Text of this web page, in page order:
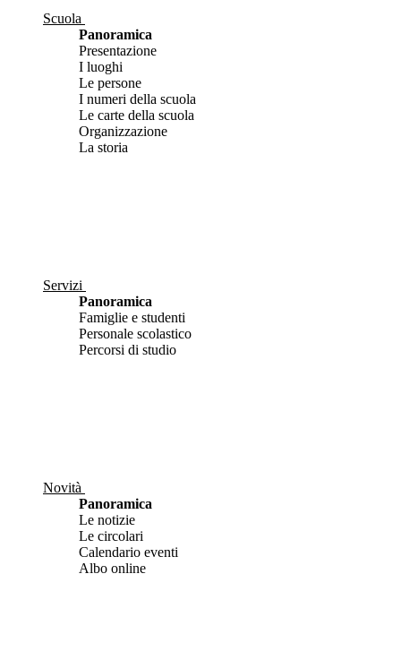
Scuola
Panoramica
Presentazione
I luoghi
Le persone
I numeri della scuola
Le carte della scuola
Organizzazione
La storia
Servizi
Panoramica
Famiglie e studenti
Personale scolastico
Percorsi di studio
Novità
Panoramica
Le notizie
Le circolari
Calendario eventi
Albo online